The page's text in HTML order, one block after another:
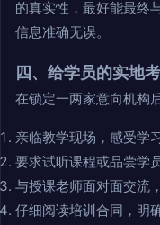
的真实性，最好能最终
信息准确无误。
四、给学员的实地
在锁定一两家意向机构
亲临教学现场，感受学
要求试听课程或品尝学
与授课老师面对面交流
仔细阅读培训合同，明